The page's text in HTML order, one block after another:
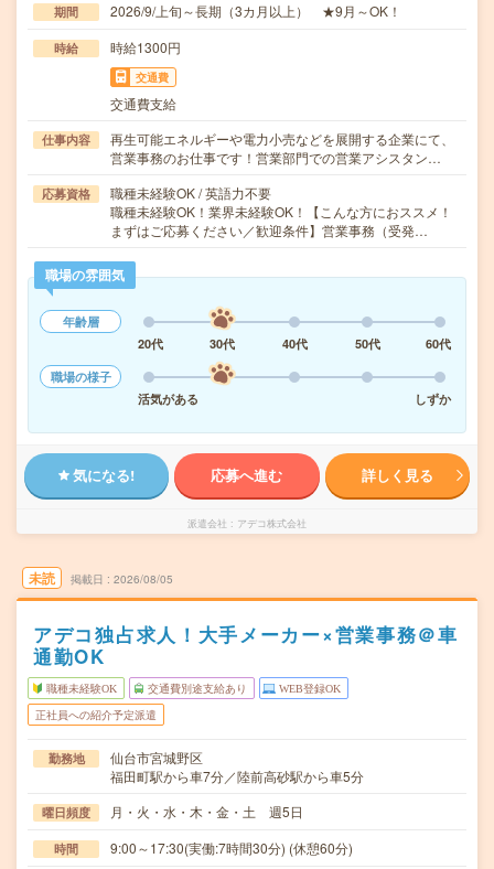
期間 2026/9/上旬～長期（3カ月以上） ★9月～OK！
時給 時給1300円
交通費
交通費支給
仕事内容
再生可能エネルギーや電力小売などを展開する企業にて、
営業事務のお仕事です！営業部門での営業アシスタン…
応募資格
職種未経験OK / 英語力不要
職種未経験OK！業界未経験OK！【こんな方におススメ！
まずはご応募ください／歓迎条件】営業事務（受発…
職場の雰囲気
年齢層
20代
30代 40代 50代
60代
職場の様子
活気がある
しずか
気になる! 応募へ進む 詳しく見る
派遣会社 アデコ株式会社
未読 掲載日 2026/08/05
アデコ独占求人！大手メーカー×営業事務＠車
通勤OK
職種未経験OK 交通費別途支給あり WEB登録OK
正社員への紹介予定派遣
勤務地
仙台市宮城野区
福田町駅から車7分／陸前高砂駅から車5分
曜日頻度 月・火・水・木・金・土 週5日
時間 9:00～17:30(実働:7時間30分) (休憩60分)